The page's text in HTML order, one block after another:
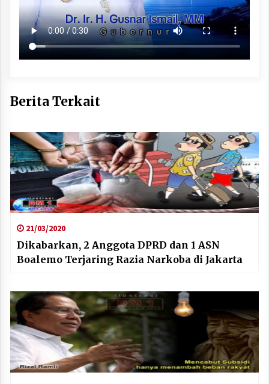
Berita Terkait
21/03/2020
Dikabarkan, 2 Anggota DPRD dan 1 ASN
Boalemo Terjaring Razia Narkoba di Jakarta